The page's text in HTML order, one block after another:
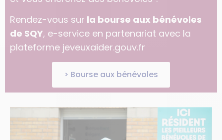
Rendez-vous sur la bourse aux bénévoles
de SQY, e-service en partenariat avec la
plateforme jeveuxaider.gouv.fr
> Bourse aux bénévoles